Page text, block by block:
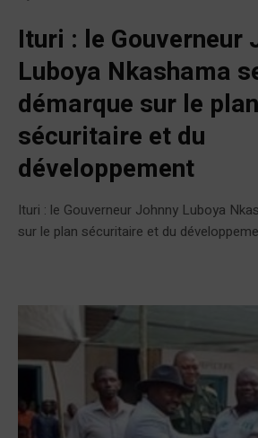
Ituri : le Gouverneur
Luboya Nkashama
démarque sur le plan
sécuritaire et du
développement
Ituri : le Gouverneur Johnny Luboya
sur le plan sécuritaire et du